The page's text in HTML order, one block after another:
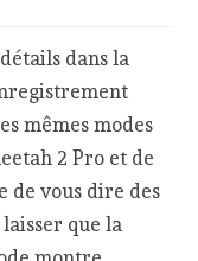
dans la
mêmes modes
2 Pro et de
de vous dire des
que la